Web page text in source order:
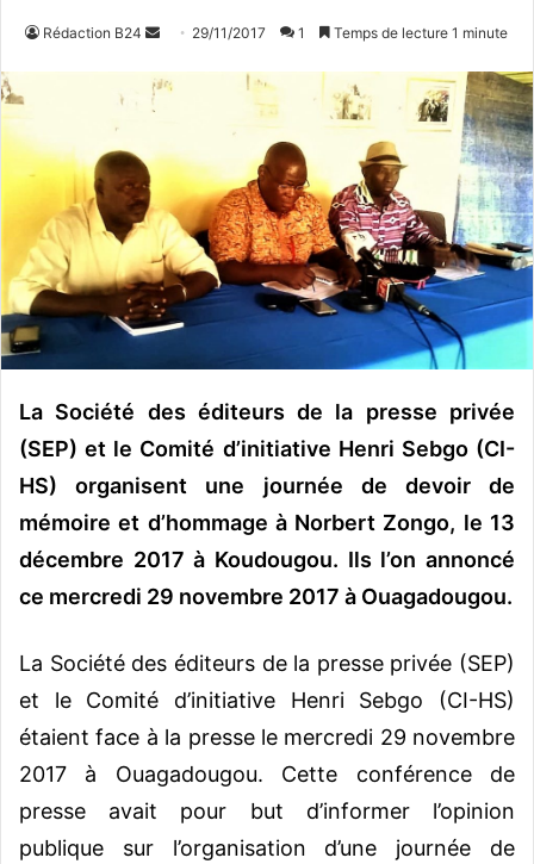
Rédaction B24
v
e
u
n
c
o
r
e
l
29/11/2017 1 Temps de lecture 1 minute
La Société des éditeurs de la presse privée
(SEP) et le Comité d’initiative Henri Sebgo (CI-
HS) organisent une journée de devoir de
mémoire et d’hommage à Norbert Zongo, le 13
décembre 2017 à Koudougou. Ils l’on annoncé
ce mercredi 29 novembre 2017 à Ouagadougou.
La Société des éditeurs de la presse privée (SEP)
et le Comité d’initiative Henri Sebgo (CI-HS)
étaient face à la presse le mercredi 29 novembre
2017 à Ouagadougou. Cette conférence de
presse avait pour but d’informer l’opinion
publique sur l’organisation d’une journée de